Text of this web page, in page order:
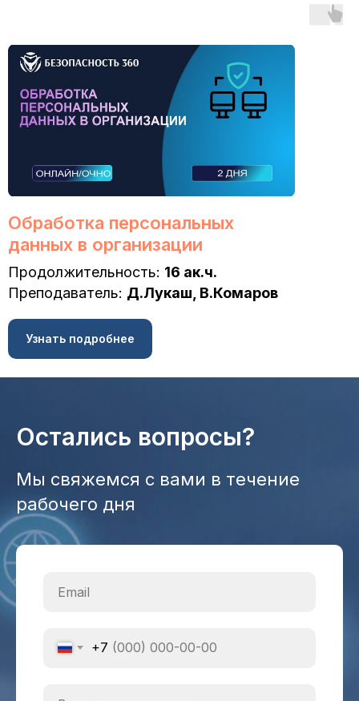
Обработка персональных
данных в организации
Продолжительность: 16 ак.ч.
Преподаватель: Д.Лукаш, В.Комаров
Узнать подробнее
Остались вопросы?
Мы свяжемся с вами в течение
рабочего дня
+7